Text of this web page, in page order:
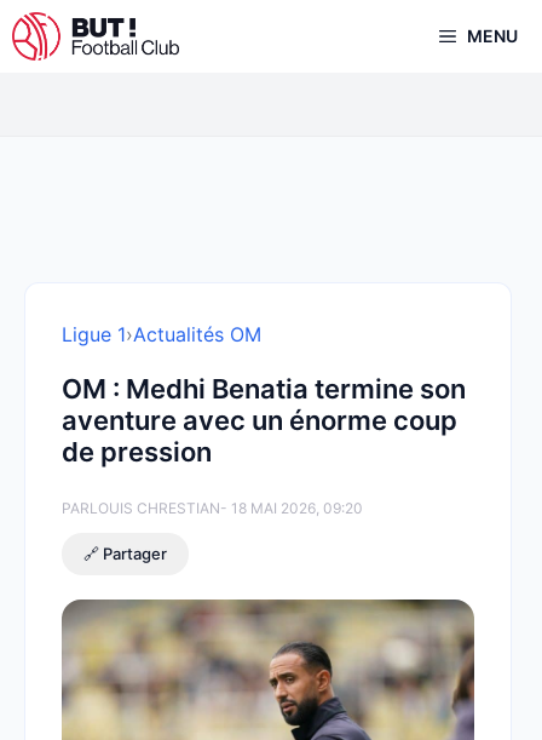
Aller
au
MENU
Ligue 1›Actualités OM
OM : Medhi Benatia termine son
aventure avec un énorme coup
de pression
PARLOUIS CHRESTIAN- 18 MAI 2026, 09:20
🔗 Partager